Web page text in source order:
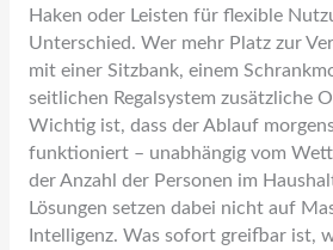
Haken oder Leisten für flexible
Unterschied. Wer mehr Platz zur
mit einer Sitzbank, einem
seitlichen Regalsystem zusätzliche
Wichtig ist, dass der Ablauf
funktioniert – unabhängig vom
der Anzahl der Personen im
Lösungen setzen dabei nicht auf
Intelligenz. Was sofort greifbar ist,